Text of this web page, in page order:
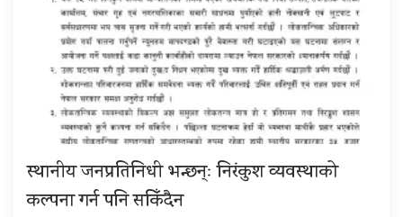
स्थानीय जनप्रतिनिधी भन्छन्ः निरंकुश व्यवस्थाको
कल्पना गर्न पनि सकिँदैन